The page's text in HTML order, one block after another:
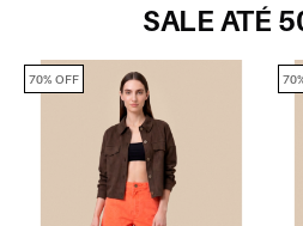
SALE ATÉ
70% OFF